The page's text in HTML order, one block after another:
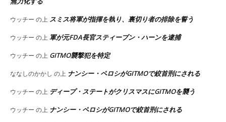
ウッチー の上 スミス将軍が指揮を執り、裏切り者の排除を誓う
ウッチー の上 軍が元FDA長官スティーブン・ハーンを逮捕
ウッチー の上 GITMO襲撃犯を特定
ななしのかかし の上 ナンシー・ペロシがGITMOで絞首刑にされる
ウッチー の上 ディープ・ステートがクリスマスにGITMOを襲う
ウッチー の上 ナンシー・ペロシがGITMOで絞首刑にされる